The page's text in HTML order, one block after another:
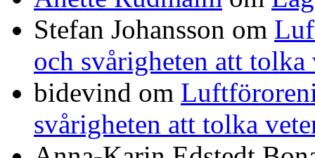
Stefan Johansson om
och svårigheten att tolka
bidevind om
svårigheten att tolka